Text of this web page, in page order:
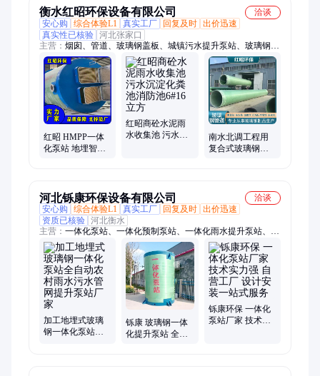
衡水红昭环保设备有限公司
洽谈
安心购
综合体验L1 真实工厂 回复及时 出价迅速
真实性已核验 河北张家口
主营： 烟囱、管道、玻璃钢盖板、城镇污水提升泵站、玻璃钢除
臭箱、玻璃钢水罐、化粪池、一体化泵站、电缆沟盖板、水箱、
储罐、檩条、拉挤型材、填料、冷却塔、脱硫塔、除雾器、塔器
配件、管件、雨水篦子、格栅、检查井
红昭 HMPP一体
化泵站 地埋智能
红昭商砼水泥雨
水收集池 污水沉
南水北调工程用
复合式玻璃钢夹
河北铄康环保设备有限公司
洽谈
安心购
综合体验L1 真实工厂 回复及时 出价迅速
资质已核验 河北衡水
主营： 一体化泵站、一体化预制泵站、一体化雨水提升泵站、污
水提升泵站、一体式提升泵站、一体泵站生产厂家、一体化污水
泵站、一体化泵站筒体、一体化泵站筒体厂家、一体式泵站价
格、玻璃钢泵站、玻璃钢一体化提升泵站、一体化玻璃钢预制泵
站、雨水提升泵站
加工地埋式玻璃
钢一体化泵站全
铄康 玻璃钢一体
化提升泵站 全自
铄康环保 一体化
泵站厂家 技术实